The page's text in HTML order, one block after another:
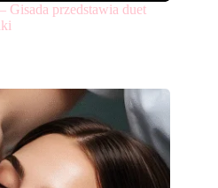
Gisada przedstawia duet